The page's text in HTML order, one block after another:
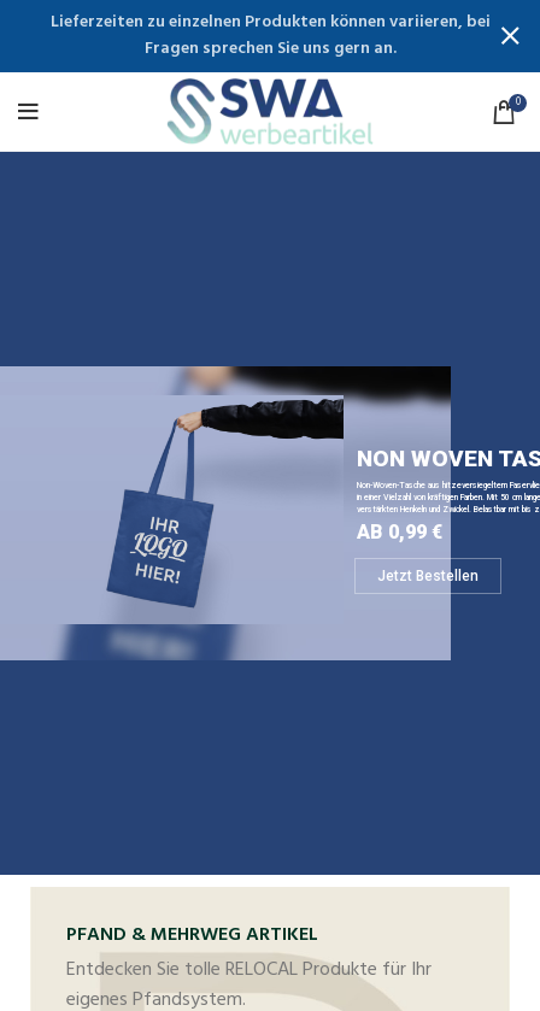
0
NON WOVEN
Non-Woven-Tasche aus hitzeversiegeltem
in einer Vielzahl von kräftigen Farben. Mit 50 cm
verstärkten Henkeln und Zwickel. Belastbar mit bis
Jetzt Bestellen
AB 0,99 €
PFAND & MEHRWEG ARTIKEL
Entdecken Sie tolle RELOCAL Produkte für Ihr
eigenes Pfandsystem.
Lieferzeiten zu einzelnen Produkten können variieren, bei
Fragen sprechen Sie uns gern an.